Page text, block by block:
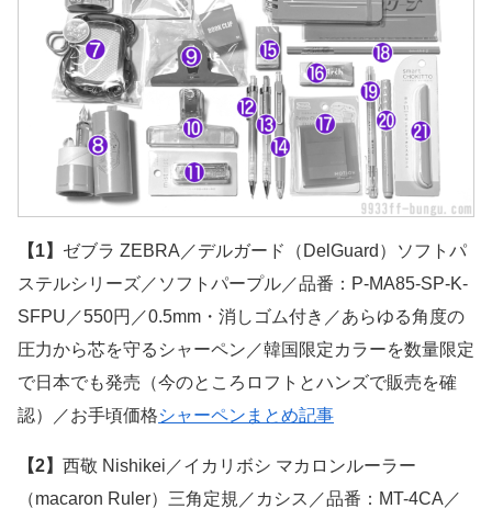
【1】 ゼブラ ZEBRA／デルガード（DelGuard）ソフトパ
ステルシリーズ／ソフトパープル／品番：P-MA85-SP-K-
SFPU／550円／0.5mm・消しゴム付き／あらゆる角度の
圧力から芯を守るシャーペン／韓国限定カラーを数量限定
で日本でも発売（今のところロフトとハンズで販売を確
認）／お手頃価格シャーペンまとめ記事
【2】 西敬 Nishikei／イカリボシ マカロンルーラー
（macaron Ruler）三角定規／カシス／品番：MT-4CA／